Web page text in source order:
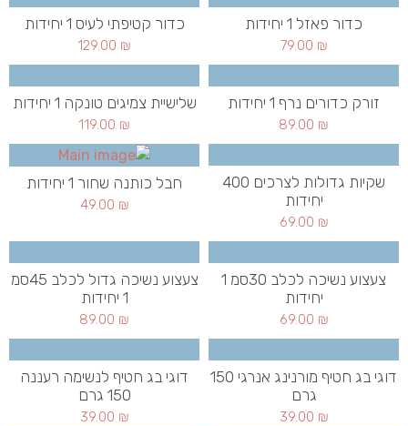
כדור פאזל 1 יחידות
79.00 ₪
כדור קטיפתי לעיס 1 יחידות
129.00 ₪
זורק כדורים נרף 1 יחידות
89.00 ₪
שלישיית צמיגים טונקה 1 יחידות
119.00 ₪
שקיות גדולות לצרכים 400
יחידות
69.00 ₪
חבל כותנה שחור 1 יחידות
49.00 ₪
צעצוע נשיכה לכלב 30סמ 1
יחידות
69.00 ₪
צעצוע נשיכה גדול לכלב 45סמ
1 יחידות
89.00 ₪
דוגי בג חטיף מורנינג אנרגי 150
גרם
39.00 ₪
דוגי בג חטיף לנשימה רעננה
150 גרם
39.00 ₪